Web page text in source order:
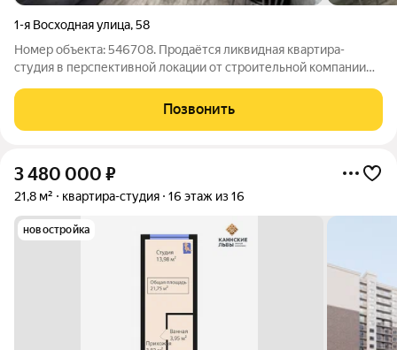
1-я Восходная улица,58
Номер объекта: 546708. Продаётся ликвидная квартира-
студия в перспективной локации от строительной компании
этажного многоквартирного дома по адресу: ул. Восходная,
д.58. Основные характеристики:
Позвонить
3 480 000 ₽
21,8 м² квартира-студия 16 этаж из 16
новостройка